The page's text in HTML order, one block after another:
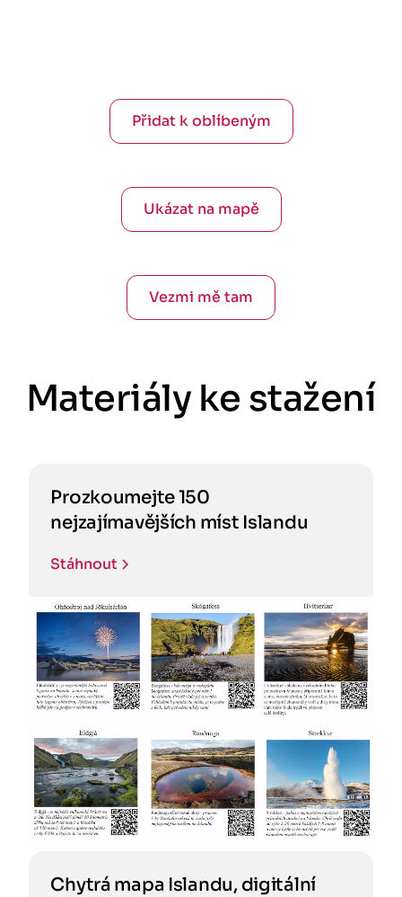
Přidat k oblíbeným
Ukázat na mapě
Vezmi mě tam
Materiály ke stažení
Prozkoumejte 150
nejzajímavějších míst Islandu
Stáhnout
Chytrá mapa Islandu, digitální